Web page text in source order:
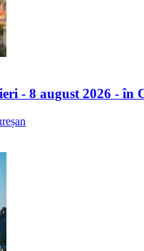
- 8 august 2026 - în